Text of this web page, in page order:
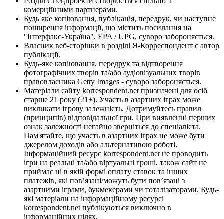
комерційними партнерами.
Будь яке копіювання, публікація, передрук, чи наступне
поширення інформації, що містить посилання на
"Інтерфакс-Україна", EPA / UPG, суворо забороняється.
Власник веб-сторінки в розділі Я-Корреспондент є автор
публікації.
Будь-яке копіювання, передрук та відтворення
фотографічних творів та/або аудіовізуальних творів
правовласника Getty Images - суворо забороняється.
Матеріали сайту korrespondent.net призначені для осіб
старше 21 року (21+). Участь в азартних іграх може
викликати ігрову залежність. Дотримуйтесь правил
(принципів) відповідальної гри. При виявленні перших
ознак залежності негайно зверніться до спеціаліста.
Пам'ятайте, що участь в азартних іграх не може бути
джерелом доходів або альтернативою роботі.
Інформаційний ресурс korrespondent.net не проводить
ігри на реальні та/або віртуальні гроші, також сайт не
приймає ні в якій формі оплату ставок та інших
платежів, які пов’язані/можуть бути пов’язані з
азартними іграми, букмекерами чи тоталізаторами. Будь-
які матеріали на інформаційному ресурсі
korrespondent.net публікуються виключно в
інформаційних цілях.